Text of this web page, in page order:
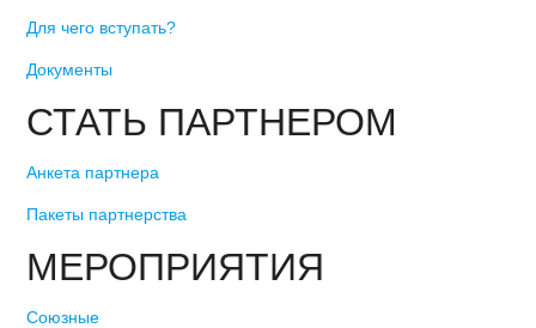
Для чего вступать?
Документы
СТАТЬ ПАРТНЕРОМ
Анкета партнера
Пакеты партнерства
МЕРОПРИЯТИЯ
Союзные